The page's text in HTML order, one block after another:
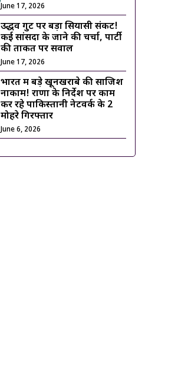
June 17, 2026
उद्धव गुट पर बड़ा सियासी संकट!
कई सांसदों के जाने की चर्चा, पार्टी
की ताकत पर सवाल
June 17, 2026
भारत में बड़े खूनखराबे की साजिश
नाकाम! राणा के निर्देश पर काम
कर रहे पाकिस्तानी नेटवर्क के 2
मोहरे गिरफ्तार
June 6, 2026